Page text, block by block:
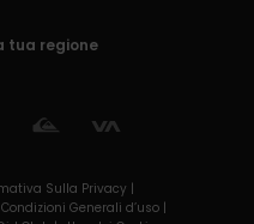
tua regione
Sulla Privacy |
Condizioni Generali d’uso |